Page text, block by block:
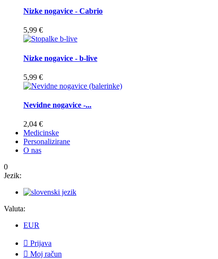
Nizke nogavice - Cabrio
5,99 €
Nizke nogavice - b-live
5,99 €
Nevidne nogavice -...
2,04 €
Medicinske
Personalizirane
O nas
0
Jezik:
Valuta:
EUR
 Prijava
 Moj račun